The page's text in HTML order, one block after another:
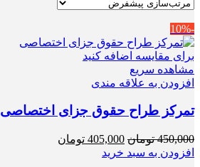
-10%
برای مقایسه اضافه کنید
مشاهده سریع
افزودن به علاقه مندی
تمرکز طراح حقوق جزای اختصاصی
450,000 تومان قیمت
اصلی
405,000 تومان
افزودن به سبد خرید